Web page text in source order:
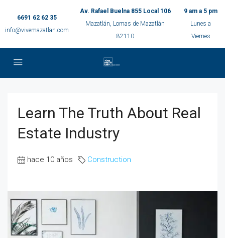
6691 62 62 35
info@vivemazatlan.com
Av. Rafael Buelna 855 Local 106
Mazatlán, Lomas de Mazatlán
82110
9 am a 5 pm
Lunes a
Viernes
Learn The Truth About Real
Estate Industry
hace 10 años Construction